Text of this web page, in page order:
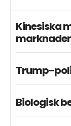
Kinesiska
Trump-
Biologisk